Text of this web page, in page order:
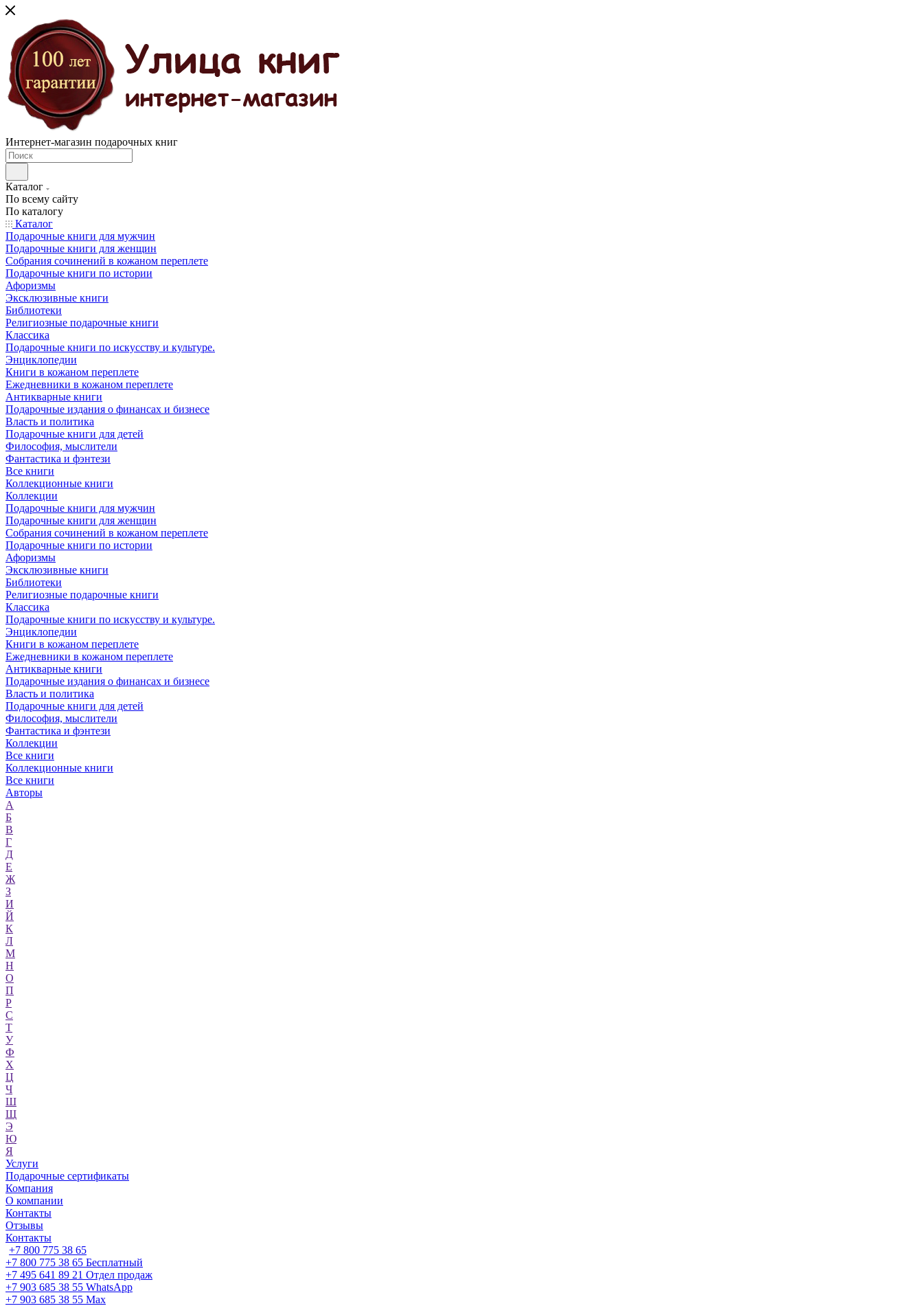
Интернет-магазин подарочных книг
Каталог
По всему сайту
По каталогу
Каталог
Подарочные книги для мужчин
Подарочные книги для женщин
Собрания сочинений в кожаном переплете
Подарочные книги по истории
Афоризмы
Эксклюзивные книги
Библиотеки
Религиозные подарочные книги
Классика
Подарочные книги по искусству и культуре.
Энциклопедии
Книги в кожаном переплете
Ежедневники в кожаном переплете
Антикварные книги
Подарочные издания о финансах и бизнесе
Власть и политика
Подарочные книги для детей
Философия, мыслители
Фантастика и фэнтези
Все книги
Коллекционные книги
Коллекции
Подарочные книги для мужчин
Подарочные книги для женщин
Собрания сочинений в кожаном переплете
Подарочные книги по истории
Афоризмы
Эксклюзивные книги
Библиотеки
Религиозные подарочные книги
Классика
Подарочные книги по искусству и культуре.
Энциклопедии
Книги в кожаном переплете
Ежедневники в кожаном переплете
Антикварные книги
Подарочные издания о финансах и бизнесе
Власть и политика
Подарочные книги для детей
Философия, мыслители
Фантастика и фэнтези
Коллекции
Все книги
Коллекционные книги
Все книги
Авторы
А
Б
В
Г
Д
Е
Ж
З
И
Й
К
Л
М
Н
О
П
Р
С
Т
У
Ф
Х
Ц
Ч
Ш
Щ
Э
Ю
Я
Услуги
Подарочные сертификаты
Компания
О компании
Контакты
Отзывы
Контакты
+7 800 775 38 65
+7 800 775 38 65 Бесплатный
+7 495 641 89 21 Отдел продаж
+7 903 685 38 55 WhatsApp
+7 903 685 38 55 Max